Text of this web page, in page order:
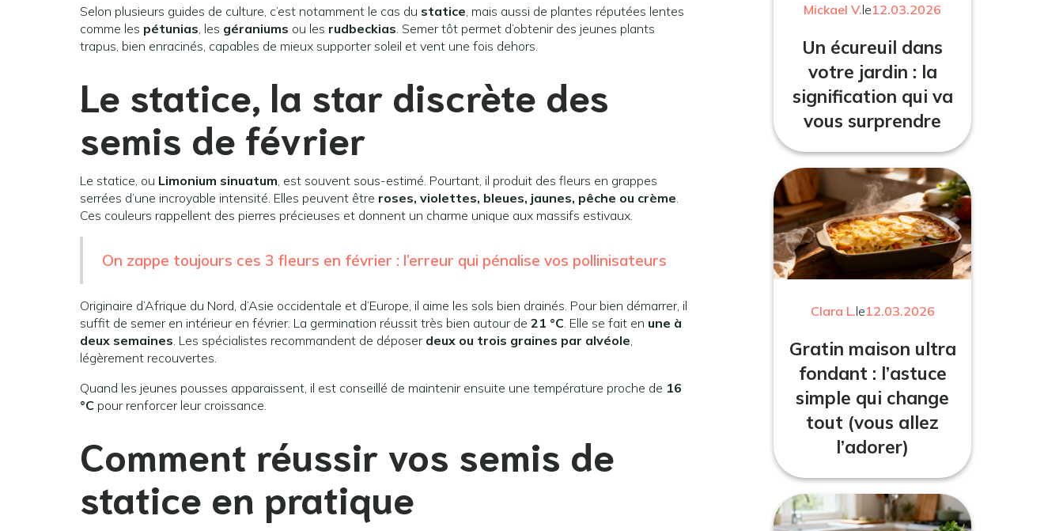
Selon plusieurs guides de culture, c’est notamment le cas du statice, mais aussi de plantes réputées lentes
comme les pétunias, les géraniums ou les rudbeckias. Semer tôt permet d’obtenir des jeunes plants
trapus, bien enracinés, capables de mieux supporter soleil et vent une fois dehors.
Le statice, la star discrète des
semis de février
Le statice, ou Limonium sinuatum, est souvent sous-estimé. Pourtant, il produit des fleurs en grappes
serrées d’une incroyable intensité. Elles peuvent être roses, violettes, bleues, jaunes, pêche ou crème.
Ces couleurs rappellent des pierres précieuses et donnent un charme unique aux massifs estivaux.
On zappe toujours ces 3 fleurs en février : l’erreur qui pénalise vos pollinisateurs
Originaire d’Afrique du Nord, d’Asie occidentale et d’Europe, il aime les sols bien drainés. Pour bien démarrer, il
suffit de semer en intérieur en février. La germination réussit très bien autour de 21 °C. Elle se fait en une à
deux semaines. Les spécialistes recommandent de déposer deux ou trois graines par alvéole,
légèrement recouvertes.
Quand les jeunes pousses apparaissent, il est conseillé de maintenir ensuite une température proche de 16
°C pour renforcer leur croissance.
Comment réussir vos semis de
statice en pratique
Mickael V.le12.03.2026
Un écureuil dans
votre jardin : la
signification qui va
vous surprendre
Clara L.le12.03.2026
Gratin maison ultra
fondant : l’astuce
simple qui change
tout (vous allez
l’adorer)